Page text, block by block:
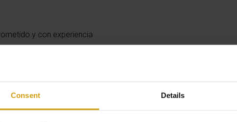
Consent Details
y con experiencia
como, si lo desea, en el alquiler y la gestión
segunda mano
locales